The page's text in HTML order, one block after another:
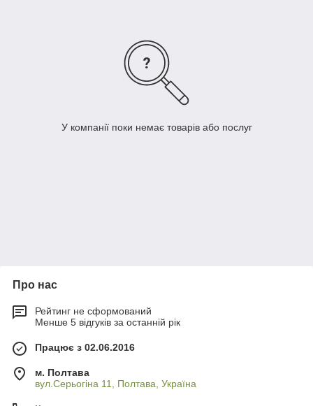
У компанії поки немає товарів або послуг
Про нас
Рейтинг не сформований
Менше 5 відгуків за останній рік
Працює з 02.06.2016
м. Полтава
вул.Серьогіна 11, Полтава, Україна